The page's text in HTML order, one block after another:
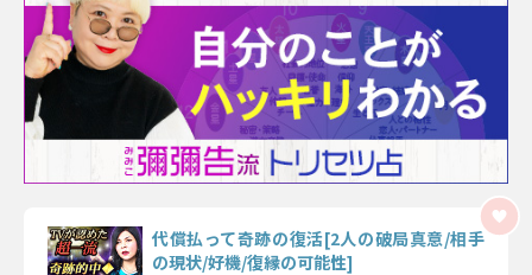
代償払って奇跡の復活[2人の破局真意/相手
の現状/好機/復縁の可能性]